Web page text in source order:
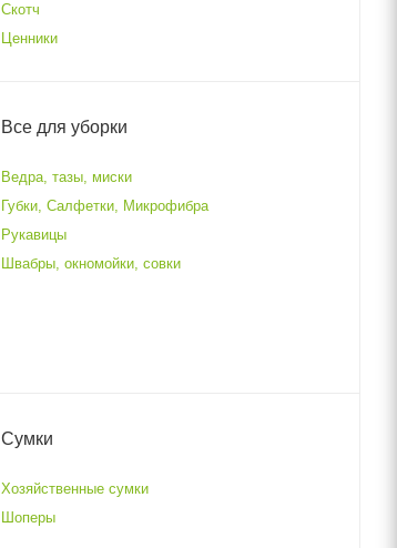
Скотч
Ценники
Все для уборки
Ведра, тазы, миски
Губки, Салфетки, Микрофибра
Рукавицы
Швабры, окномойки, совки
Сумки
Хозяйственные сумки
Шоперы